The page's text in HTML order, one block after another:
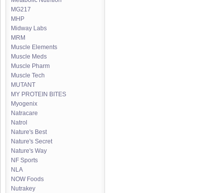
MG217
MHP
Midway Labs
MRM
Muscle Elements
Muscle Meds
Muscle Pharm
Muscle Tech
MUTANT
MY PROTEIN BITES
Myogenix
Natracare
Natrol
Nature's Best
Nature's Secret
Nature's Way
NF Sports
NLA
NOW Foods
Nutrakey